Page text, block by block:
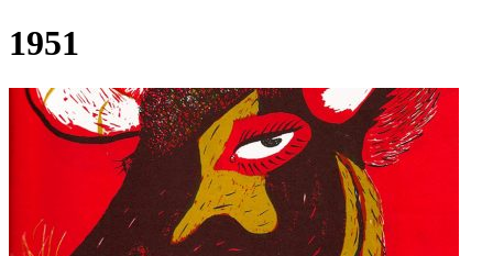
1951